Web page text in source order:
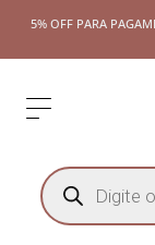
5% OFF PARA